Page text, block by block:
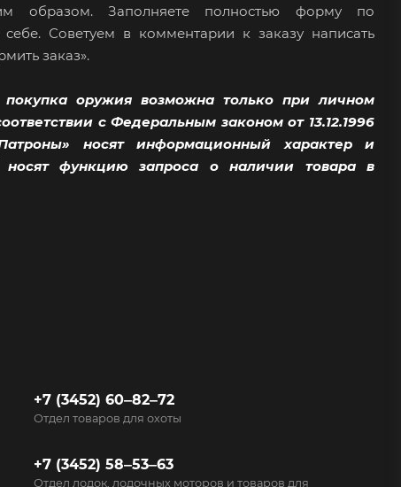
образом. Заполняете полностью форму по
Советуем в комментарии к заказу написать
заказ».
оружия возможна только при личном
с Федеральным законом от 13.12.1996
носят информационный характер и
носят функцию запроса о наличии товара в
+7 (3452) 60‒82‒72
Отдел товаров для охоты
+7 (3452) 58‒53‒63
Отдел лодок, лодочных моторов и товаров для